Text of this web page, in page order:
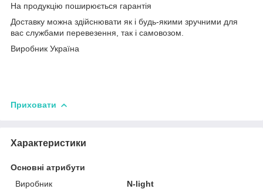
На продукцію поширюється гарантія
Доставку можна здійснювати як і будь-якими зручними для
вас службами перевезення, так і самовозом.
Виробник Україна
Приховати
Характеристики
Основні атрибути
Виробник
N-light